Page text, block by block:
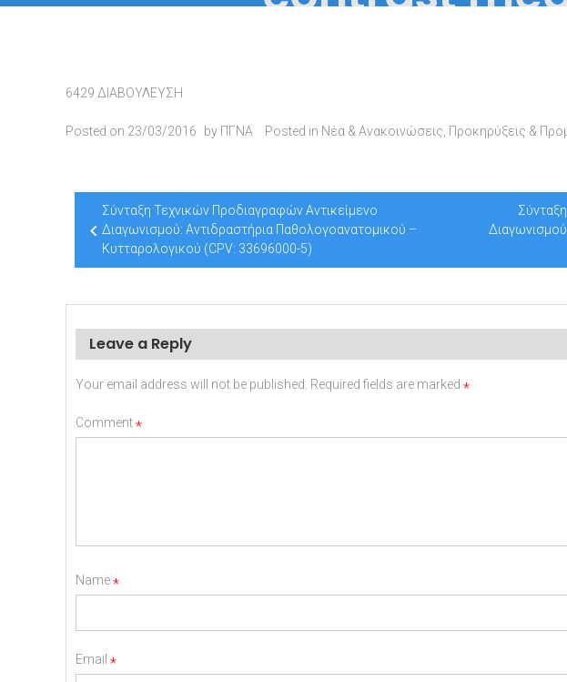
6429 ΔΙΑΒΟΥΛΕΥΣΗ
Posted on 23/03/2016 by ΠΓΝΑ Posted in Νέα & Ανακοινώσεις Προκηρύξεις &
Post
navigation
Σύνταξη Τεχνικών Προδιαγραφών Αντικείμενο
Διαγωνισμού: Αντιδραστήρια Παθολογοανατομικού –
Κυτταρολογικού (CPV: 33696000-5)
Leave a Reply
Your email address will not be published. Required fields are marked *
Comment*
Name*
Email *